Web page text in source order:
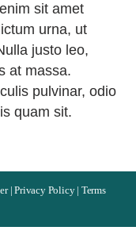
sit amet
urna, ut
justo leo,
at massa.
pulvinar, odio
quam sit.
|Privacy Policy| Terms